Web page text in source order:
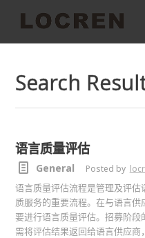
Search
语言质量评估
General Posted by
语言质量评估流程是管理及评
质服务的重要流程。在与语言
要进行语言质量评估。招募阶
需将评估结果返回给语言供应商